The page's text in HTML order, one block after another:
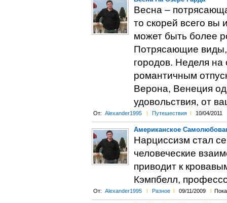
Весна –
то скорей всего вы
может быть более
Потрясающие виды,
городов. Неделя
романтичным
Верона, Венеция
удовольствия, от
От: Alexander1995 l Путешествия l 10/04/2011
Американское
Нарциссизм стал
человеческие
приводит к
Кэмпбелл,
От: Alexander1995 l Разное l 09/11/2009 l